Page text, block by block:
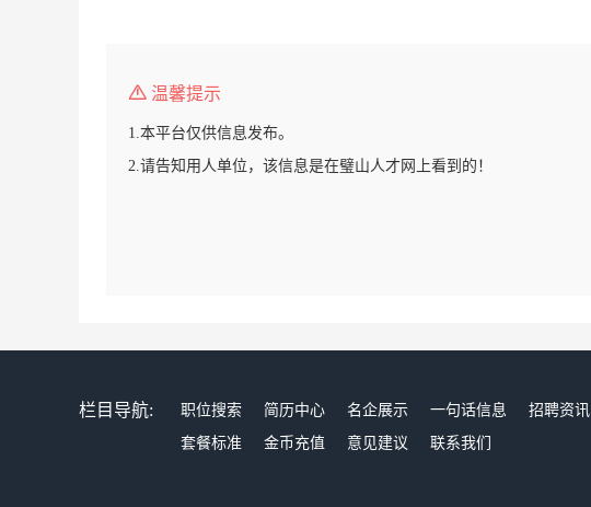
温馨提示
1.本平台仅供信息发布。
2.请告知用人单位，该信息是在璧山人才网上看到的！
栏目导航: 职位搜索 简历中心 名企展示 一句话信息 招聘资讯
套餐标准
金币充值 意见建议 联系我们